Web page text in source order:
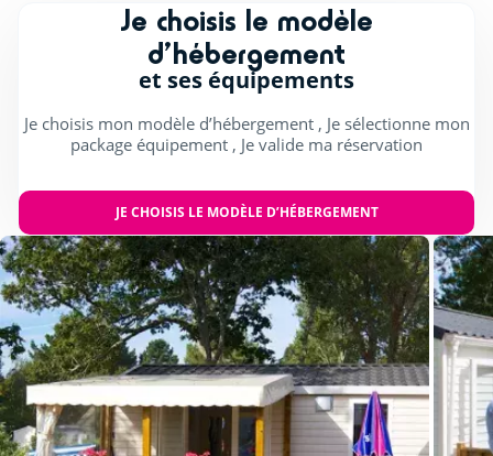
Je choisis le modèle
d’hébergement
et ses équipements
Je choisis mon modèle d’hébergement , Je sélectionne mon
package équipement , Je valide ma réservation
JE CHOISIS LE MODÈLE D’HÉBERGEMENT